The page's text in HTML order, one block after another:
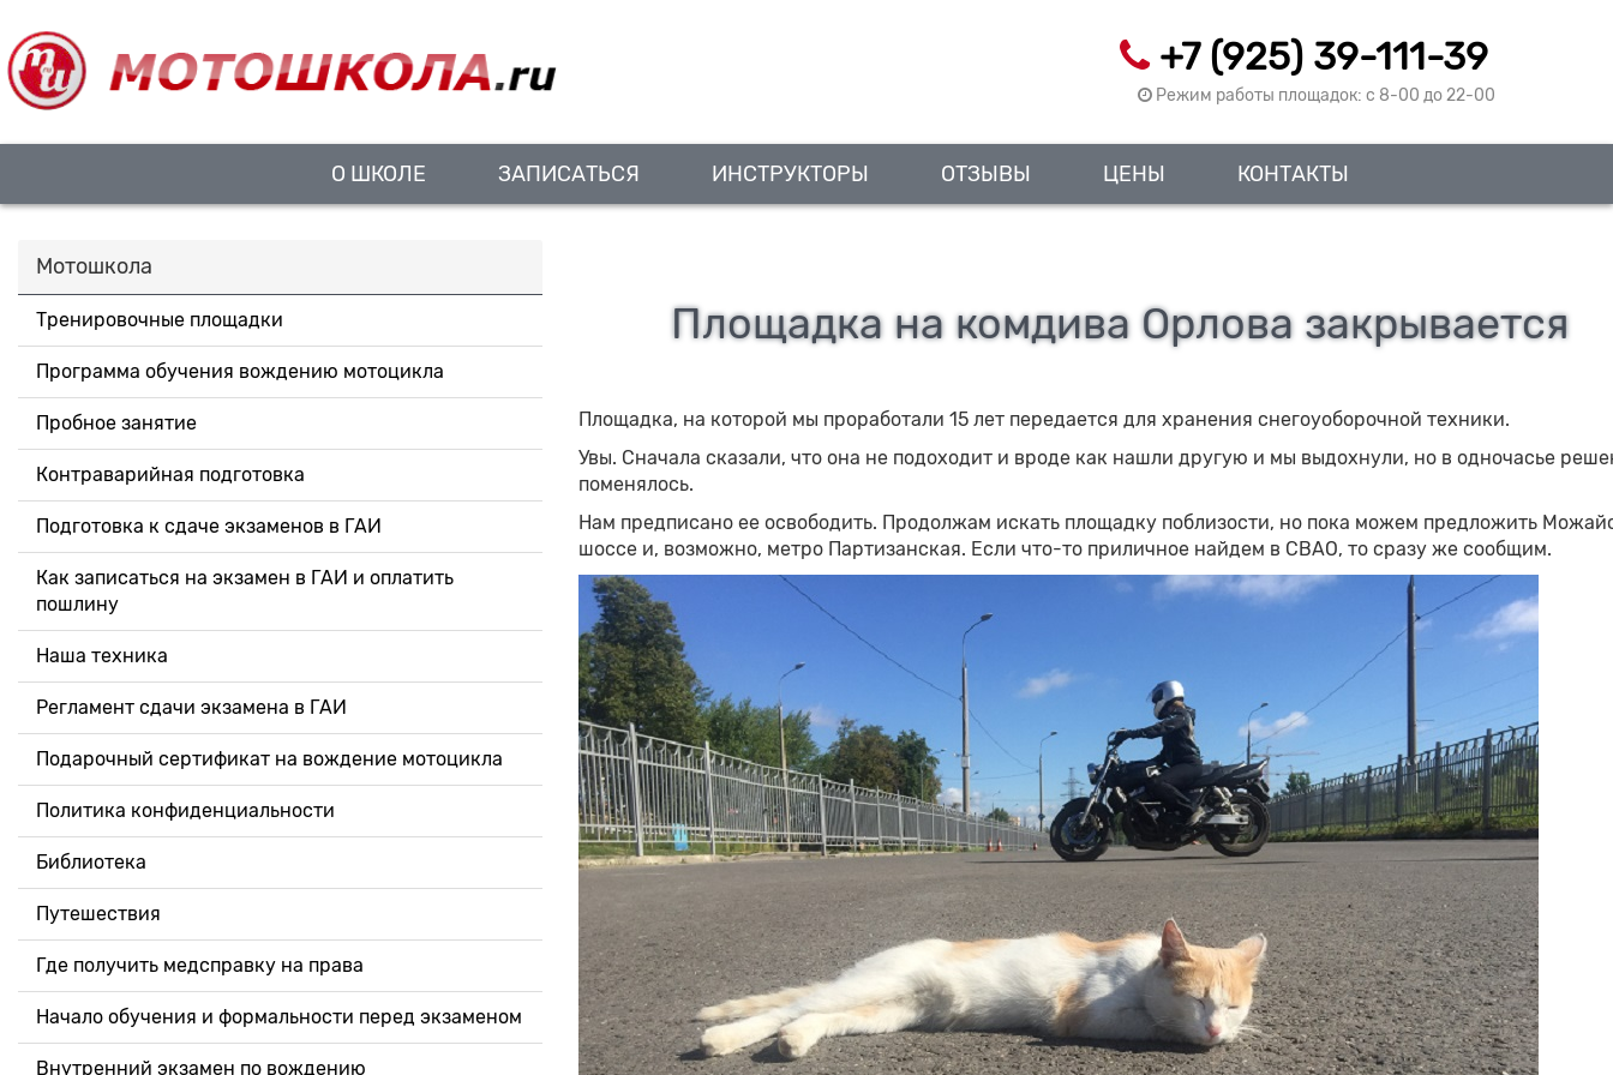
+7 (925) 39-111-39
Режим работы площадок: c 8-00 до 22-00
О ШКОЛЕ ЗАПИСАТЬСЯ ИНСТРУКТОРЫ ОТЗЫВЫ ЦЕНЫ КОНТАКТЫ
Мотошкола
Тренировочные площадки
Программа обучения вождению мотоцикла
Пробное занятие
Контраварийная подготовка
Подготовка к сдаче экзаменов в ГАИ
Как записаться на экзамен в ГАИ и оплатить
пошлину
Наша техника
Регламент сдачи экзамена в ГАИ
Подарочный сертификат на вождение мотоцикла
Политика конфиденциальности
Библиотека
Путешествия
Где получить медсправку на права
Начало обучения и формальности перед экзаменом
Внутренний экзамен по вождению
Площадка на комдива Орлова закрывается
Площадка, на которой мы проработали 15 лет передается для хранения снегоуоборочной техники.
Увы. Сначала сказали, что она не подоходит и вроде как нашли другую и мы выдохнули, но в одночасье
поменялось.
Нам предписано ее освободить. Продолжам искать площадку поблизости, но пока можем предложить
шоссе и, возможно, метро Партизанская. Если что-то приличное найдем в СВАО, то сразу же сообщим.